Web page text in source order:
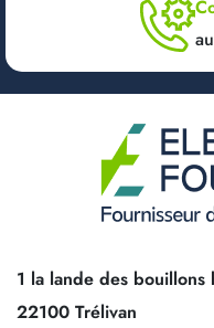
1 la lande des bouillons
22100 Trélivan